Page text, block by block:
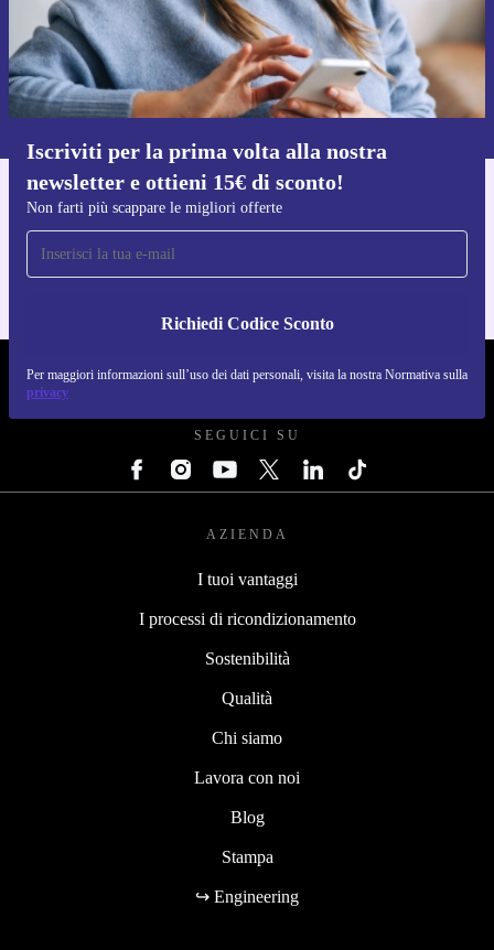
Iscriviti per la prima volta alla nostra
newsletter e ottieni 15€ di sconto!
Non farti più scappare le migliori offerte
Richiedi Codice Sconto
Per maggiori informazioni sull’uso dei dati personali, visita la nostra Normativa sulla
privacy
Richiedi codice sconto
Per maggiori informazioni sull’uso dei dati personali, visita la nostra
Normativa sulla privacy.
Scarica l'app di refurbed
Per iOS e Android
REFURBED ITALIA - RETHINK NEW.
SEGUICI SU
AZIENDA
I tuoi vantaggi
I processi di ricondizionamento
Sostenibilità
Qualità
Chi siamo
Lavora con noi
Blog
Stampa
↪ Engineering